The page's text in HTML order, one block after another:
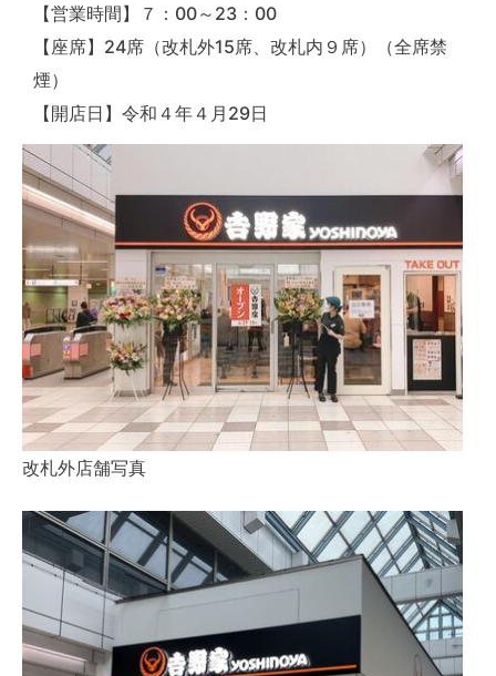
【営業時間】７：00～23：00
【座席】24席（改札外15席、改札内９席）（全席禁
煙）
【開店日】令和４年４月29日
改札外店舗写真